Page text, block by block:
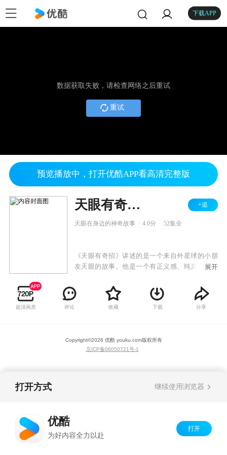
下载APP
数据获取失败，请检查网络之后重试
重试
预览播放中，打开优酷APP看高清完整版
天眼有奇招 第一季 +追
天眼在身边的神奇故事 4.0分 52集全
《天眼有奇招》讲述的是一个来自外星球的小朋
友天眼的故事。他是一个有正义感、纯真善良的
形，扮演不同的角色，也可以帮助别人完成想做
的事情，他们之间发生了一系列有趣的故事。
展开
超清画质 评论 收藏 下载 分享
Copyright©2026 优酷 youku.com版权所有
京ICP备06050721号-1
打开方式 继续使用浏览器
优酷
为好内容全力以赴
打开